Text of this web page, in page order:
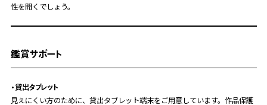
性を開くでしょう。
鑑賞サポート
・貸出タブレット
見えにくい方のために、貸出タブレット端末をご用意しています。作品保護